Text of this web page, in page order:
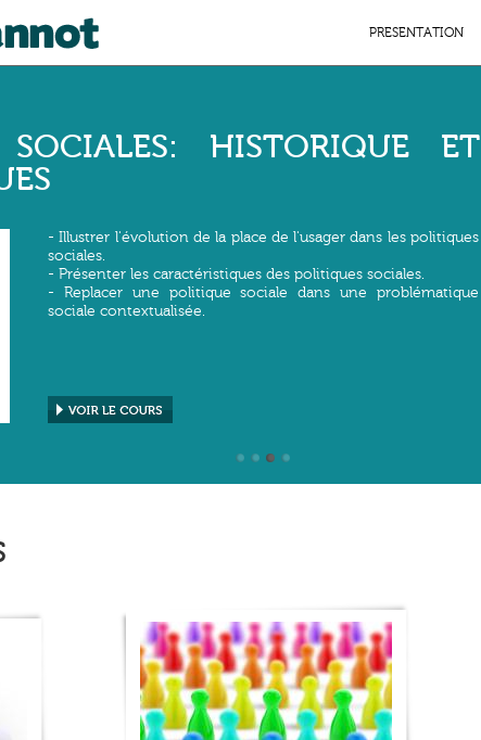
PRESENTATION
HISTORIQUE ET
- Illustrer l'évolution de la place de l'usager dans les politiques
sociales.
- Présenter les caractéristiques des politiques sociales.
- Replacer une politique sociale dans une problématique
sociale contextualisée.